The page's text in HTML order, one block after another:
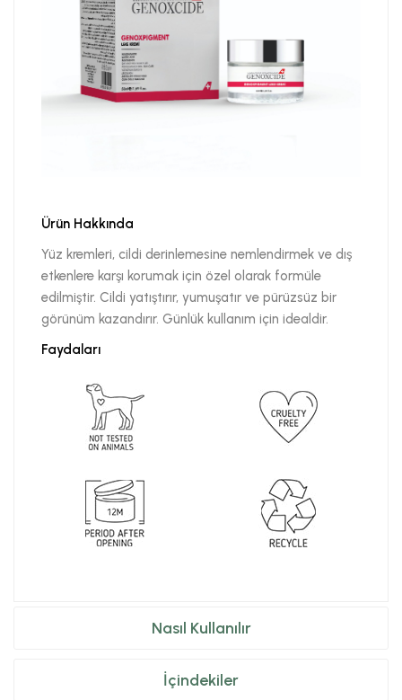
Ürün Hakkında
Yüz kremleri, cildi derinlemesine nemlendirmek ve dış
etkenlere karşı korumak için özel olarak formüle
edilmiştir. Cildi yatıştırır, yumuşatır ve pürüzsüz bir
görünüm kazandırır. Günlük kullanım için idealdir.
Faydaları
Nasıl Kullanılır
İçindekiler